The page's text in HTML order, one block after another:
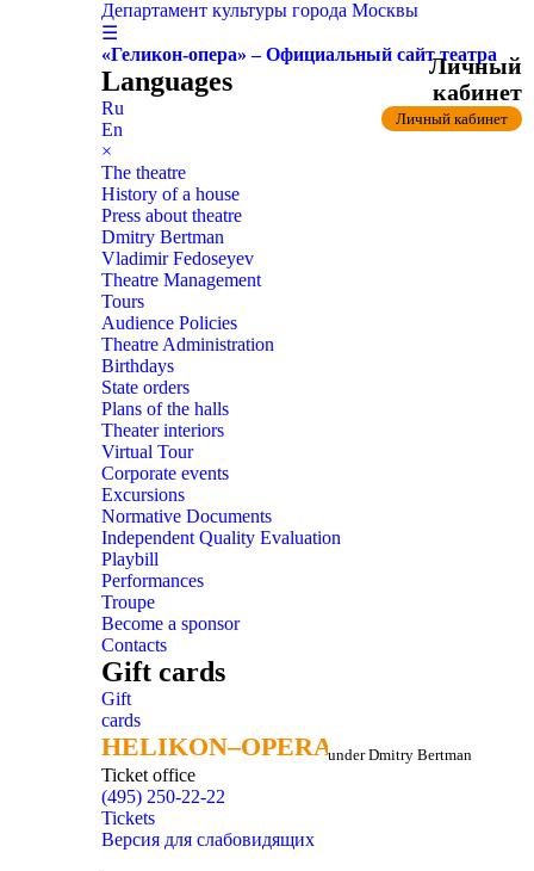
Департамент культуры города Москвы
☰
«Геликон-опера» – Официальный сайт театра
Languages
Ru
En
×
The theatre
History of a house
Press about theatre
Dmitry Bertman
Vladimir Fedoseyev
Theatre Management
Tours
Audience Policies
Theatre Administration
Birthdays
State orders
Plans of the halls
Theater interiors
Virtual Tour
Corporate events
Excursions
Normative Documents
Independent Quality Evaluation
Playbill
Performances
Troupe
Become a sponsor
Contacts
Gift cards
Gift
cards
HELIKON–OPERA
HELIKON–OPERAunder Dmitry Bertman
Ticket office
(495) 250-22-22
Личный
кабинет
Личный кабинет
Tickets
Версия для слабовидящих